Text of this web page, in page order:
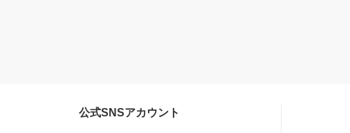
公式SNSアカウント